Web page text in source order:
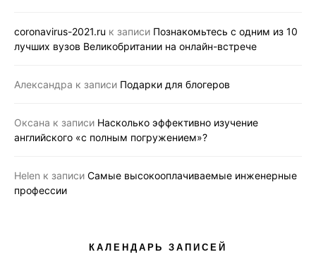
coronavirus-2021.ru к записи Познакомьтесь с одним из 10
лучших вузов Великобритании на онлайн-встрече
Александра к записи Подарки для блогеров
Оксана к записи Насколько эффективно изучение
английского «с полным погружением»?
Helen к записи Самые высокооплачиваемые инженерные
профессии
КАЛЕНДАРЬ ЗАПИСЕЙ